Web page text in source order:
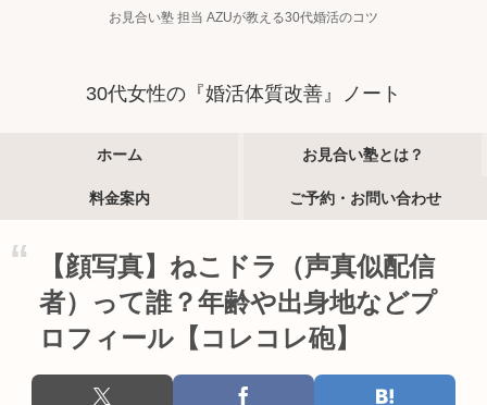
お見合い塾 担当 AZUが教える30代婚活のコツ
30代女性の『婚活体質改善』ノート
ホーム お見合い塾とは？
料金案内 ご予約・お問い合わせ
【顔写真】ねこドラ（声真似配信
者）って誰？年齢や出身地などプ
ロフィール【コレコレ砲】